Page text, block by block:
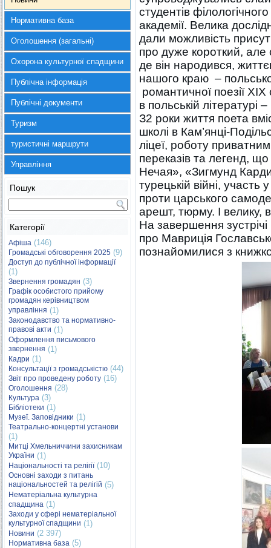
Нормативна база
Оголошення (загальні)
Охорона культурної спадщини
Публічна інформація
Публічні документи
Туризм
туристичні маршрути
Управління
Пошук
Категорії
Афіша (146)
Громадські обговорення 2025 (9)
Доступ до публічної інформації
(1)
Звернення громадян (3)
Графік особистого прийому
громадян керівництвом
управління (1)
Законодавство та нормативно-
правові акти (1)
Оформлення письмового
звернення (1)
Кадри (1)
Консультації з громадськістю (44)
Звіт про проведену роботу (16)
Оголошення (28)
Культура (3)
Бібліотеки (1)
Музеї. Заповідники (1)
Театрально-концертні установи
(1)
Митці Хмельниччини захисникам
України (1)
Національності та релігії(10)
Основні заходи з питань
національностей та релігій (5)
Нематеріальна культурна
спадщина (1)
Заходи у сфері нематеріальної
культурної спадщини (1)
Новини (2 397)
Нормативна база (5)
студентів
академії. Велика
дали можливість
про дуже короткий,
де він народився,
нашого краю –
романтичної поезії
в польській літературі
З2 роки життя поета
школі в Кам’янці-
ліцеї, роботу
переказів та легенд,
Нечая», «Зигмунд
турецькій війні,
проти царського
арешт, тюрму. І велику,
На завершення
про Мавриція
познайомилися з